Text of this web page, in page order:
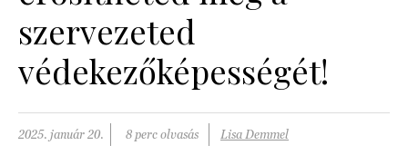
PSZICHÉ
PÁRKAPCSOLAT
szervezeted
védekezőképességét!
2025. január 20. 8 perc olvasás Lisa Demmel